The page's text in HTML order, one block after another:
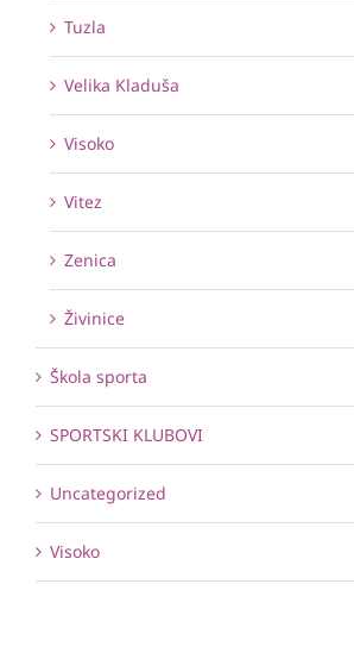
Tuzla
Velika Kladuša
Visoko
Vitez
Zenica
Živinice
Škola sporta
SPORTSKI KLUBOVI
Uncategorized
Visoko